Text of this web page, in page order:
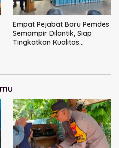
Empat Pejabat Baru Pemdes
Semampir Dilantik, Siap
Tingkatkan Kualitas